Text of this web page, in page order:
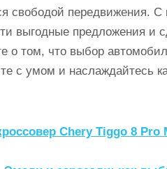
свободой передвижения.
выгодные предложения и
о том, что выбор
с умом и наслаждайтесь
Chery Tiggo 8